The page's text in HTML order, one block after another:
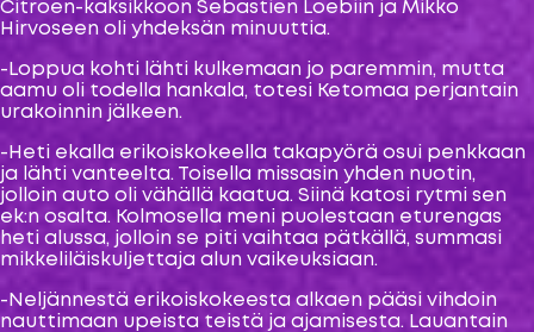
Citroen-kaksikkoon Sebastien Loebiin ja Mikko
Hirvoseen oli yhdeksän minuuttia.
-Loppua kohti lähti kulkemaan jo paremmin, mutta
aamu oli todella hankala, totesi Ketomaa perjantain
urakoinnin jälkeen.
-Heti ekalla erikoiskokeella takapyörä osui penkkaan
ja lähti vanteelta. Toisella missasin yhden nuotin,
jolloin auto oli vähällä kaatua. Siinä katosi rytmi sen
ek:n osalta. Kolmosella meni puolestaan eturengas
heti alussa, jolloin se piti vaihtaa pätkällä, summasi
mikkeliläiskuljettaja alun vaikeuksiaan.
-Neljännestä erikoiskokeesta alkaen pääsi vihdoin
nauttimaan upeista teistä ja ajamisesta. Lauantain